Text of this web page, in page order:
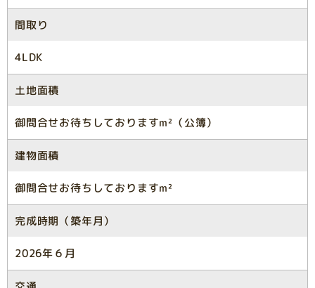
間取り
4LDK
土地面積
御問合せお待ちしておりますm²（公簿）
建物面積
御問合せお待ちしておりますm²
完成時期（築年月）
2026年６月